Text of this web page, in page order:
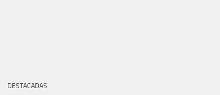
DESTACADAS